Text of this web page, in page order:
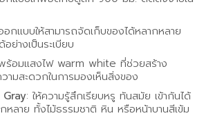
อกแบบให้สามารถจัดเก็บของได้หลากหลาย
ย่างเป็นระเบียบ
ร้อมแสงไฟ warm white ที่ช่วยสร้าง
ามสะดวกในการมองเห็นสิ่งของ
: ให้ความรู้สึกเรียบหรู ทันสมัย เข้ากันได้
ลาย ทั้งไม้ธรรมชาติ หิน หรือหน้าบานสีเข้ม